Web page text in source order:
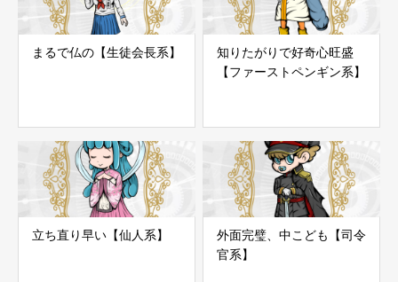
まるで仏の【生徒会長系】
知りたがりで好奇心旺盛
【ファーストペンギン系】
立ち直り早い【仙人系】
外面完璧、中こども【司令
官系】